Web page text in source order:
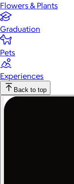
Flowers & Plants
Graduation
Pets
Experiences
Back to top